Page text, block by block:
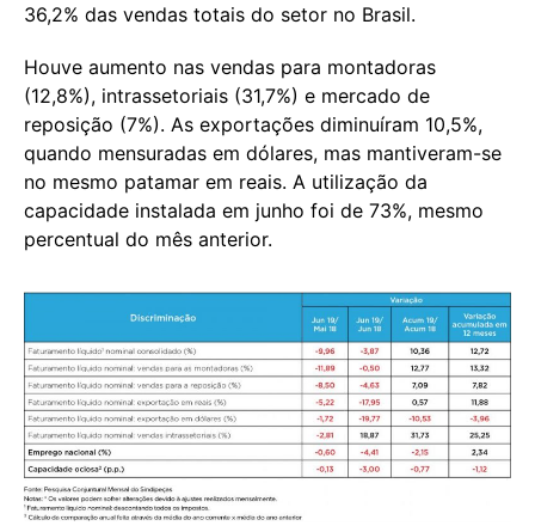
36,2% das vendas totais do setor no Brasil.
Houve aumento nas vendas para montadoras
(12,8%), intrassetoriais (31,7%) e mercado de
reposição (7%). As exportações diminuíram 10,5%,
quando mensuradas em dólares, mas mantiveram-se
no mesmo patamar em reais. A utilização da
capacidade instalada em junho foi de 73%, mesmo
percentual do mês anterior.